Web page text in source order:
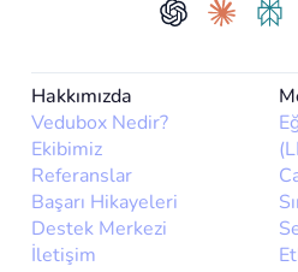
Hakkımızda
Vedubox Nedir?
Ekibimiz
Referanslar
Başarı Hikayeleri
Destek Merkezi
İletişim